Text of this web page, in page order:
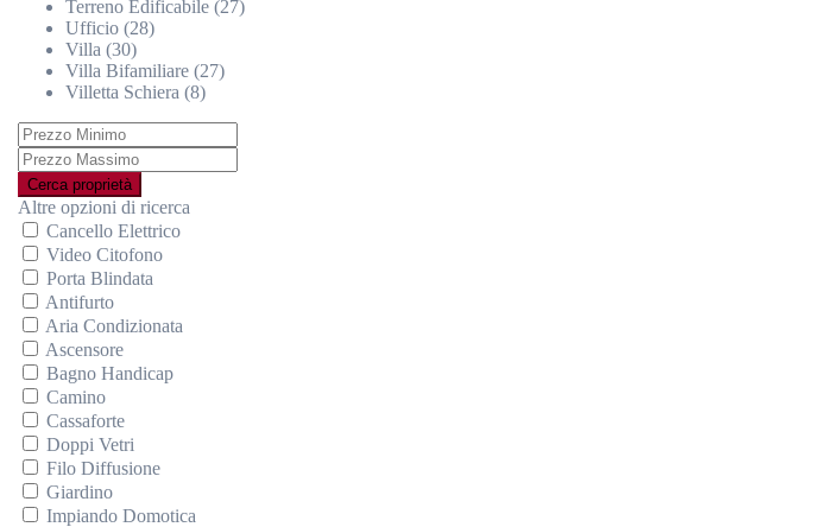
Terreno Edificabile (27)
Ufficio (28)
Villa (30)
Villa Bifamiliare (27)
Villetta Schiera (8)
Altre opzioni di ricerca
Cancello Elettrico
Video Citofono
Porta Blindata
Antifurto
Aria Condizionata
Ascensore
Bagno Handicap
Camino
Cassaforte
Doppi Vetri
Filo Diffusione
Giardino
Impiando Domotica